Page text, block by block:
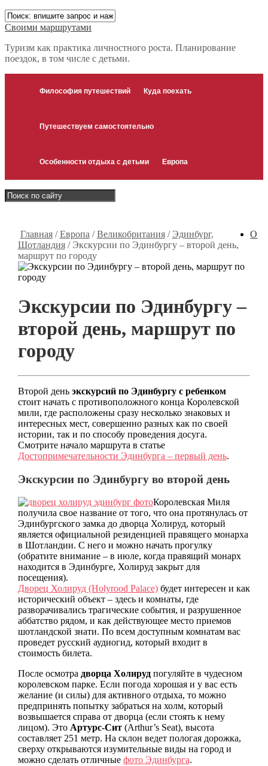
Своими маршрутами
Туризм как практика личностного роста. Планирование
поездок, в том числе с детьми.
Философия путешествий Куда поехать
Путешествуем самостоятельно
Особенности отдыха с детьми Европа
Главная/Европа /Великобритания/ Эдинбург,
Шотландия/ Экскурсии по Эдинбургу – второй день,
маршрут по городу
Экскурсии по Эдинбургу –
второй день, маршрут по
городу
Второй день экскурсий по Эдинбургу с ребенком
стоит начать с противоположного конца Королевской
мили, где расположены сразу несколько знаковых и
интересных мест, совершенно разных как по своей
истории, так и по способу проведения досуга.
Смотрите начало маршрута в статье
Достопримечательности Эдинбурга – первый день.
Экскурсии по Эдинбургу во второй день
Королевская Миля
получила свое название от того, что она протянулась от
Эдинбургского замка до дворца Холируд, который
является официальной резиденцией правящего монарха
в Шотландии. С него и можно начать прогулку
(обратите внимание – в июле, когда правящий монарх
находится в Эдинбурге, Холируд закрыт для
посещения).
Дворец Холируд (Holyrood Palace)будет интересен и как
исторический объект – здесь и комнаты, где
разворачивались трагические события, и разрушенное
аббатство рядом, и как действующее место приемов
шотландской знати. По всем доступным комнатам вас
проведет русский аудиогид, который входит в
стоимость билета.
После осмотра дворца Холирудпогуляйте в чудесном
королевском парке. Если погода хорошая и у вас есть
желание (и силы) для активного отдыха, то можно
предпринять попытку забраться на холм, который
возвышается справа от дворца (если стоять к нему
лицом). Это Артурс-Сит(Arthur’s Seat), высота
составляет 251 метр. На склон ведет пологая дорожка,
сверху открываются изумительные виды на город и
можно сделать отличные фото Эдинбурга.
О